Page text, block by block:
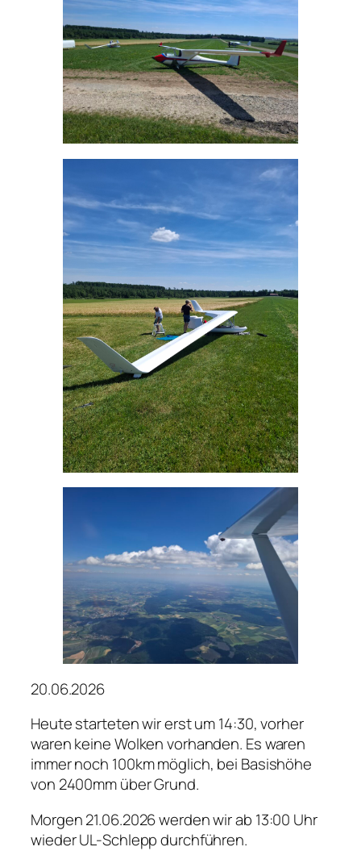
20.06.2026
Heute starteten wir erst um 14:30, vorher
waren keine Wolken vorhanden. Es waren
immer noch 100km möglich, bei Basishöhe
von 2400mm über Grund.
Morgen 21.06.2026 werden wir ab 13:00 Uhr
wieder UL-Schlepp durchführen.